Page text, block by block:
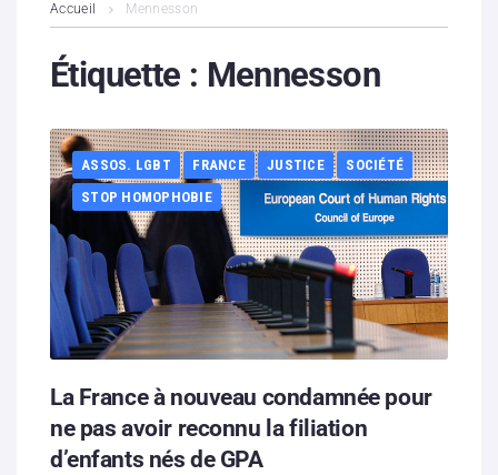
Contenus litigieux
Boutique
Partenaires
Contacts
Hébergement solidaire
Accueil Mennesson
Étiquette : Mennesson
ASSOS. LGBT FRANCE JUSTICE
SOCIÉTÉ
STOP HOMOPHOBIE
La France à nouveau condamnée pour
ne pas avoir reconnu la filiation
d’enfants nés de GPA